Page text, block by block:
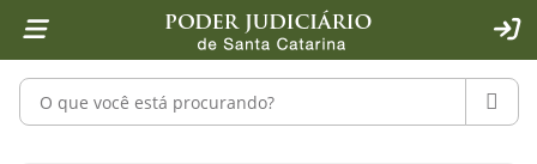
1 Ir para o conteúdo
2 Ir para a ferramenta de acessibilidade - Rybená
4 Ir para o menu principal
5 Ir para a pesquisa
6 Ir para o rodapé
7 Ir para a página inicial
Pesquisar no portal